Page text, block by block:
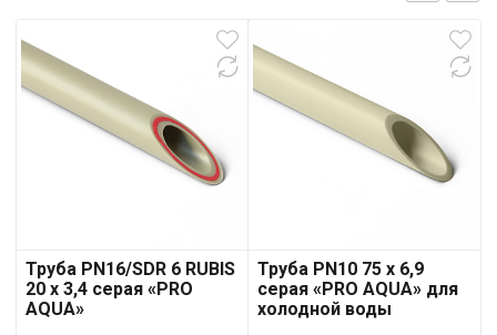
Труба PN16/SDR 6 RUBIS
20 x 3,4 серая «PRO
AQUA»
Труба PN10 75 x 6,9
серая «PRO AQUA» для
холодной воды